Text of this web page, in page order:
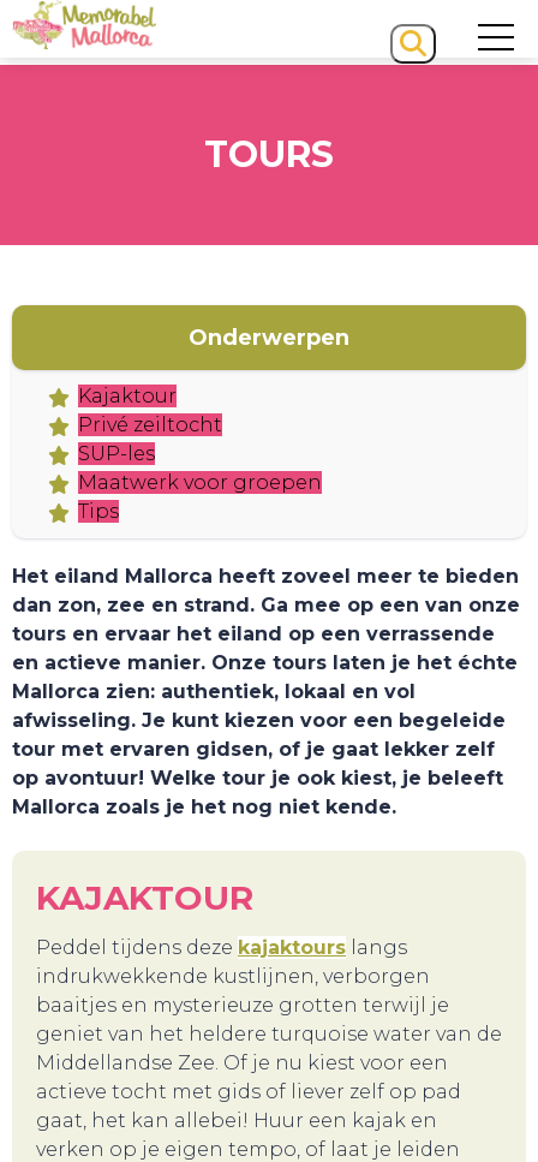
TOURS
TOURS
Onderwerpen
Kajaktour
Privé zeiltocht
SUP-les
Maatwerk voor groepen
Tips
Het eiland Mallorca heeft zoveel meer te bieden
dan zon, zee en strand. Ga mee op een van onze
tours en ervaar het eiland op een verrassende
en actieve manier. Onze tours laten je het échte
Mallorca zien: authentiek, lokaal en vol
afwisseling. Je kunt kiezen voor een begeleide
tour met ervaren gidsen, of je gaat lekker zelf
op avontuur! Welke tour je ook kiest, je beleeft
Mallorca zoals je het nog niet kende.
KAJAKTOUR
Peddel tijdens deze kajaktours langs
indrukwekkende kustlijnen, verborgen
baaitjes en mysterieuze grotten terwijl je
geniet van het heldere turquoise water van de
Middellandse Zee. Of je nu kiest voor een
actieve tocht met gids of liever zelf op pad
gaat, het kan allebei! Huur een kajak en
verken op je eigen tempo, of laat je leiden